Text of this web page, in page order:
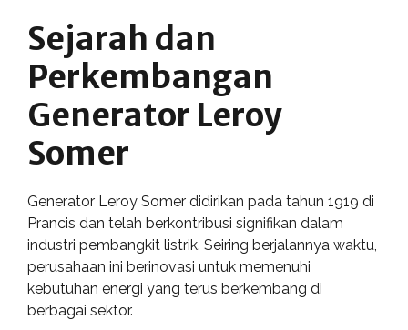
Sejarah dan
Perkembangan
Generator Leroy
Somer
Generator Leroy Somer didirikan pada tahun 1919 di
Prancis dan telah berkontribusi signifikan dalam
industri pembangkit listrik. Seiring berjalannya waktu,
perusahaan ini berinovasi untuk memenuhi
kebutuhan energi yang terus berkembang di
berbagai sektor.